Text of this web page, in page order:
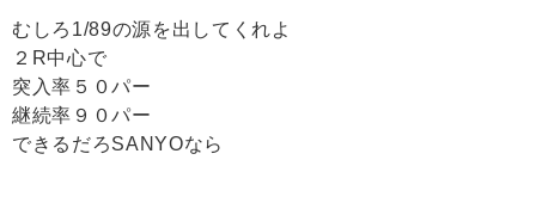
むしろ1/89の源を出してくれよ
２R中心で
突入率５０パー
継続率９０パー
できるだろSANYOなら